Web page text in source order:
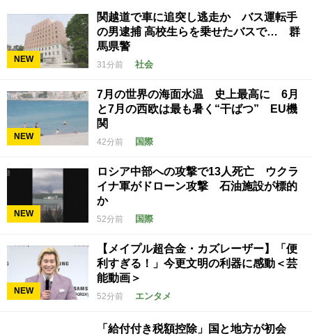
NEW
関越道で車に追突し逃走か バス運転手
の男逮捕 高校生らを乗せたバスで… 群
馬県警
31分前 社会
NEW
7月の世界の海面水温 史上最高に 6月
と7月の西欧は最も暑く“干ばつ” EU機
関
42分前 国際
NEW
ロシア中部への攻撃で13人死亡 ウクラ
イナ軍がドローン攻撃 石油施設が標的
か
52分前 国際
NEW
【メイプル超合金・カズレーザー】「便
利すぎる！」今更文明の利器に感動＜芸
能動画＞
52分前 エンタメ
「給付付き税額控除」国と地方が初会